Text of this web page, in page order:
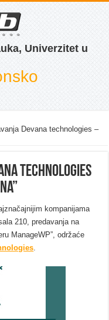
Univerzitet u
Devana technologies –
technologies
kompanijama
210, predavanja na
ManageWP”, održaće